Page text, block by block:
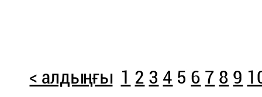
< алдыңғы 1 2 3 4 5 6 7 8 9